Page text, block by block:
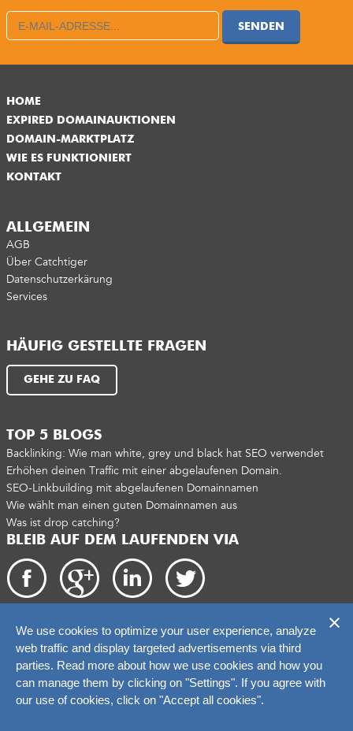
SENDEN
HOME
EXPIRED DOMAINAUKTIONEN
DOMAIN-MARKTPLATZ
WIE ES FUNKTIONIERT
KONTAKT
ALLGEMEIN
AGB
Über Catchtiger
Datenschutzerkärung
Services
HÄUFIG GESTELLTE FRAGEN
GEHE ZU FAQ
TOP 5 BLOGS
Backlinking: Wie man white, grey und black hat SEO verwendet
Erhöhen deinen Traffic mit einer abgelaufenen Domain.
SEO-Linkbuilding mit abgelaufenen Domainnamen
Wie wählt man einen guten Domainnamen aus
Was ist drop catching?
BLEIB AUF DEM LAUFENDEN VIA
Copyright 2026. catchtiger.com
We use cookies to optimize your user experience, analyze
web traffic and display targeted advertisements via third
parties. Read more about how we use cookies and how you
can manage them by clicking on "Settings". If you agree with
our use of cookies, click on "Accept all cookies".